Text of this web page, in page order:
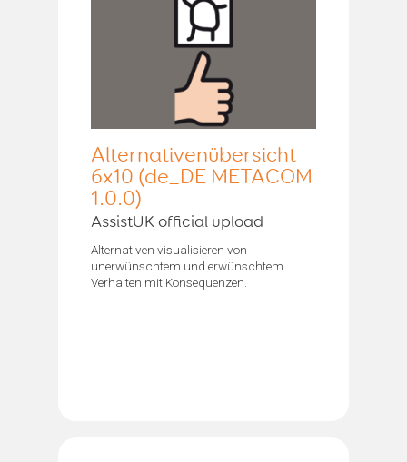
Alternativenübersicht
6x10 (de_DE METACOM
1.0.0)
AssistUK official upload
Alternativen visualisieren von
unerwünschtem und erwünschtem
Verhalten mit Konsequenzen.